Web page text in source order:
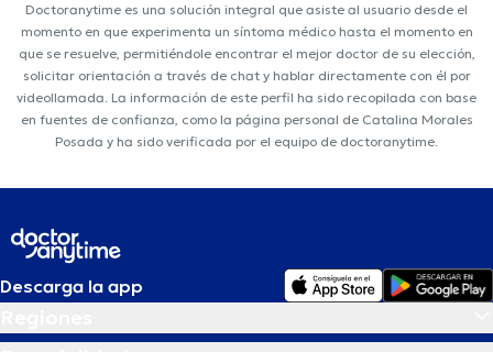
Doctoranytime es una solución integral que asiste al usuario desde el
momento en que experimenta un síntoma médico hasta el momento en
que se resuelve, permitiéndole encontrar el mejor doctor de su elección,
solicitar orientación a través de chat y hablar directamente con él por
videollamada. La información de este perfil ha sido recopilada con base
en fuentes de confianza, como la página personal de Catalina Morales
Posada y ha sido verificada por el equipo de doctoranytime.
Descarga la app